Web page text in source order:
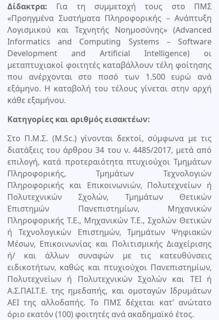
Δίδακτρα: Για τη συμμετοχή τους στο ΠΜΣ
«Προηγμένα Συστήματα Πληροφορικής – Ανάπτυξη
Λογισμικού και Τεχνητής Νοημοσύνης» (Advanced
Informatics and Computing Systems – Software
Development and Αrtificial Intelligence) οι
μεταπτυχιακοί φοιτητές καταβάλλουν τέλη φοίτησης
που ανέρχονται στο ποσό των 1.500 ευρώ ανά
εξάμηνο. Η καταβολή του τέλους γίνεται στην αρχή
κάθε εξαμήνου.
Κατηγορίες και αριθμός εισακτέων:
Στο Π.Μ.Σ. (M.Sc.) γίνονται δεκτοί, σύμφωνα με τις
διατάξεις του άρθρου 34 του ν. 4485/2017, μετά από
επιλογή, κατά προτεραιότητα πτυχιούχοι Τμημάτων
Πληροφορικής, Τμημάτων Τεχνολογιών
Πληροφορικής και Επικοινωνιών, Πολυτεχνείων ή
Πολυτεχνικών Σχολών, Τμημάτων Θετικών
Επιστημών Πανεπιστημίων, Μηχανικών
Πληροφορικής Τ.Ε., Μηχανικών Τ.Ε., Σχολών Θετικών
ή Τεχνολογικών Επιστημών, Τμημάτων Ψηφιακών
Μέσων, Επικοινωνίας και Πολιτισμικής Διαχείρισης
ή/ και άλλων συναφών με τις κατευθύνσεις
ειδικοτήτων, καθώς και πτυχιούχοι Πανεπιστημίων,
Πολυτεχνείων ή Πολυτεχνικών Σχολών και ΤΕΙ ή
Α.Σ.ΠΑΙ.Τ.Ε. της ημεδαπής, και ομοταγών Ιδρυμάτων
ΑΕΙ της αλλοδαπής. Το ΠΜΣ δέχεται κατ’ ανώτατο
όριο εκατόν (100) φοιτητές ανά ακαδημαϊκό έτος.